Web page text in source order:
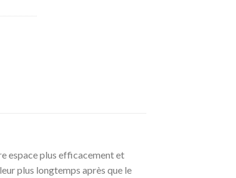
espace plus efficacement et
plus longtemps après que le